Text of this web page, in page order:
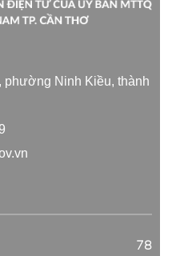
phường Ninh Kiều, thành
78